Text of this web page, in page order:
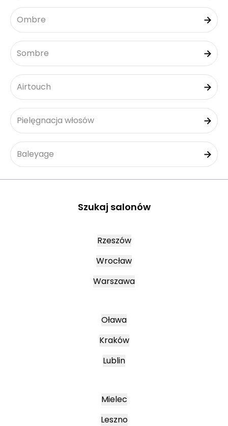
Ombre
Sombre
Airtouch
Pielęgnacja włosów
Baleyage
Szukaj salonów
Rzeszów
Wrocław
Warszawa
Oława
Kraków
Lublin
Mielec
Leszno